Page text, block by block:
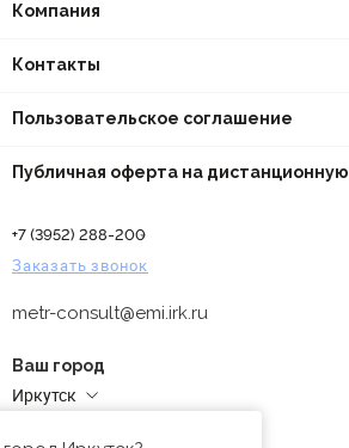
Компания
Контакты
Пользовательское соглашение
Публичная оферта на
+7 (3952) 288-200
Заказать звонок
metr-consult@emi.irk.ru
Ваш город
Иркутск